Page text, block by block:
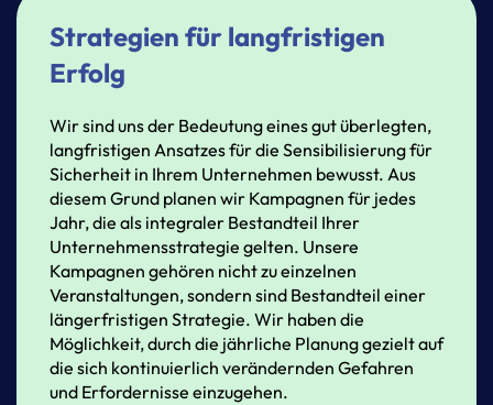
Strategien für langfristigen
Erfolg
Wirsindunsder Bedeutungeinesgutüberlegten,
langfristigen Ansatzesfürdie Sensibilisierungfür
Sicherheit in Ihrem Unternehmen bewusst. Aus
diesem Grund planen wir Kampagnen für jedes
Jahr,die als integraler Bestandteil Ihrer
Unternehmensstrategie gelten. Unsere
Kampagnen gehören nichtzueinzelnen
Veranstaltungen,sondern sind Bestandteil einer
längerfristigen Strategie. Wir haben die
Möglichkeit,durch die jährliche Planunggezieltauf
die sich kontinuierlich verändernden Gefahren
und Erfordernisse einzugehen.